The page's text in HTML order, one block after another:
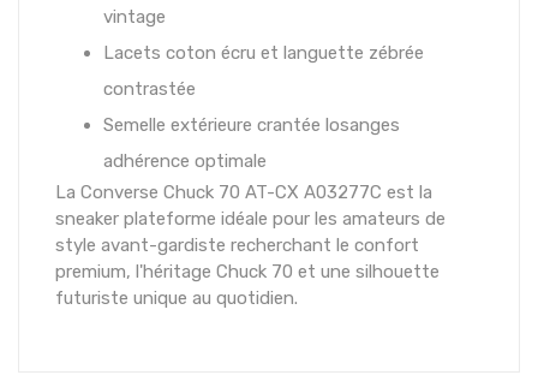
vintage
Lacets coton écru et languette zébrée
contrastée
Semelle extérieure crantée losanges
adhérence optimale
La Converse Chuck 70 AT-CX A03277C est la
sneaker plateforme idéale pour les amateurs de
style avant-gardiste recherchant le confort
premium, l'héritage Chuck 70 et une silhouette
futuriste unique au quotidien.